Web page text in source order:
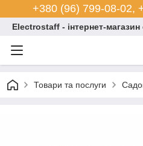
+380 (96) 799-08-02,
Electrostaff - інтернет-
Товари та послуги